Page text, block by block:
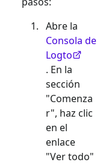
Abre la
Consola de
Logto
. En la
sección
"Comenza
r", haz clic
en el
enlace
"Ver todo"